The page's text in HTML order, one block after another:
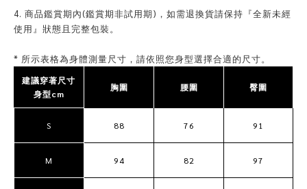
4. 商品鑑賞期內(鑑賞期非試用期)，如需退換貨請保持『全新未經
使用』狀態且完整包裝。
* 所示表格為身體測量尺寸，請依照您身型選擇合適的尺寸。
建議穿著尺寸
身型cm
胸圍 腰圍 臀圍
S 88 76 91
M 94 82 97